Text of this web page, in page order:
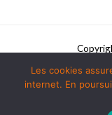
Les cookies
internet. En